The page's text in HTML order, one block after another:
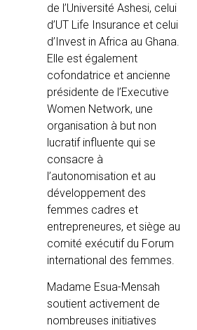
de l’Université Ashesi, celui
d’UT Life Insurance et celui
d’Invest in Africa au Ghana.
Elle est également
cofondatrice et ancienne
présidente de l’Executive
Women Network, une
organisation à but non
lucratif influente qui se
consacre à
l’autonomisation et au
développement des
femmes cadres et
entrepreneures, et siège au
comité exécutif du Forum
international des femmes.
Madame Esua-Mensah
soutient activement de
nombreuses initiatives